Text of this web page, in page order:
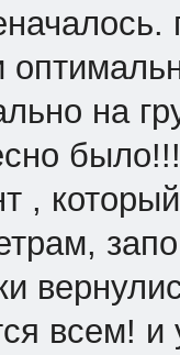
на
,
всем! и